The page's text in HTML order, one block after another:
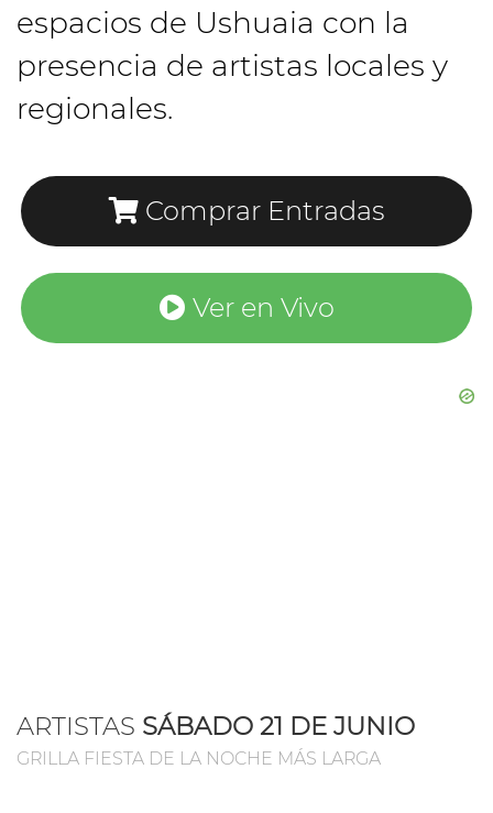
espacios de Ushuaia con la
presencia de artistas locales y
regionales.
Comprar Entradas
Ver en Vivo
ARTISTAS SÁBADO 21 DE JUNIO
GRILLA FIESTA DE LA NOCHE MÁS LARGA